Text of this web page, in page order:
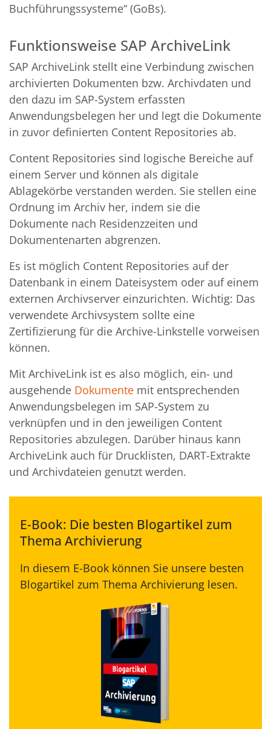
Buchführungssysteme“ (GoBs).
Funktionsweise SAP ArchiveLink
SAP ArchiveLink stellt eine Verbindung zwischen
archivierten Dokumenten bzw. Archivdaten und
den dazu im SAP-System erfassten
Anwendungsbelegen her und legt die Dokumente
in zuvor definierten Content Repositories ab.
Content Repositories sind logische Bereiche auf
einem Server und können als digitale
Ablagekörbe verstanden werden. Sie stellen eine
Ordnung im Archiv her, indem sie die
Dokumente nach Residenzzeiten und
Dokumentenarten abgrenzen.
Es ist möglich Content Repositories auf der
Datenbank in einem Dateisystem oder auf einem
externen Archivserver einzurichten. Wichtig: Das
verwendete Archivsystem sollte eine
Zertifizierung für die Archive-Linkstelle vorweisen
können.
Mit ArchiveLink ist es also möglich, ein- und
ausgehende Dokumente mit entsprechenden
Anwendungsbelegen im SAP-System zu
verknüpfen und in den jeweiligen Content
Repositories abzulegen. Darüber hinaus kann
ArchiveLink auch für Drucklisten, DART-Extrakte
und Archivdateien genutzt werden.
E-Book: Die besten Blogartikel zum
Thema Archivierung
In diesem E-Book können Sie unsere besten
Blogartikel zum Thema Archivierung lesen.